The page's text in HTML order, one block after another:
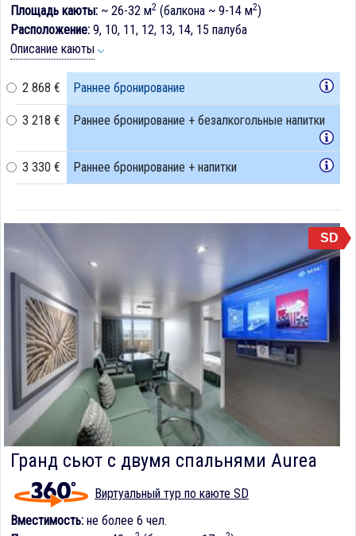
Площадь каюты: ~ 26-32 м2 (балкона ~ 9-14 м2)
Расположение: 9, 10, 11, 12, 13, 14, 15 палуба
Описание каюты
2 868 € Раннее бронирование
3 218 € Раннее бронирование + безалкогольные напитки
3 330 € Раннее бронирование + напитки
SD
Гранд сьют с двумя спальнями Aurea
Виртуальный тур по каюте SD
Вместимость: не более 6 чел.